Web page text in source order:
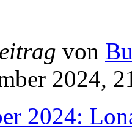
von
2024,
2024: